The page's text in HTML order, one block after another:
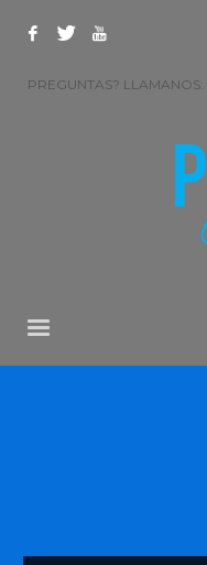
PREGUNTAS? LLAMANOS: